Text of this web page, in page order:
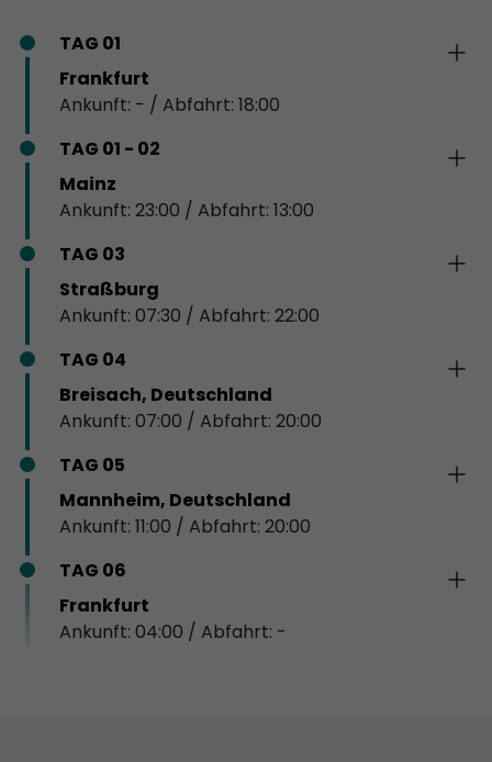
TAG 01
Frankfurt
Ankunft: - / Abfahrt: 18:00
TAG 01 - 02
Mainz
Ankunft: 23:00 / Abfahrt: 13:00
TAG 03
Straßburg
Ankunft: 07:30 / Abfahrt: 22:00
TAG 04
Breisach, Deutschland
Ankunft: 07:00 / Abfahrt: 20:00
TAG 05
Mannheim, Deutschland
Ankunft: 11:00 / Abfahrt: 20:00
TAG 06
Frankfurt
Ankunft: 04:00 / Abfahrt: -